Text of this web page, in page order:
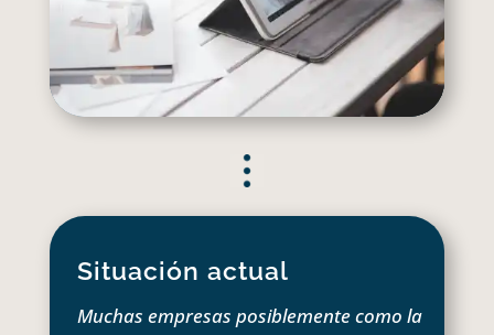
Situación actual
Muchas empresas posiblemente como la